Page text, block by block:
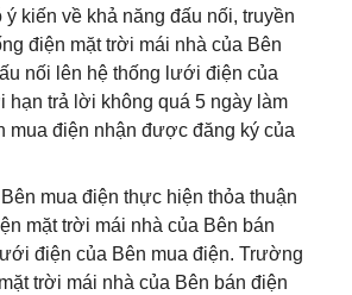
ý kiến về khả năng đấu nối, truyền
điện mặt trời mái nhà của Bên
nối lên hệ thống lưới điện của
hạn trả lời không quá 5 ngày làm
mua điện nhận được đăng ký của
mua điện thực hiện thỏa thuận
mặt trời mái nhà của Bên bán
điện của Bên mua điện. Trường
trời mái nhà của Bên bán điện